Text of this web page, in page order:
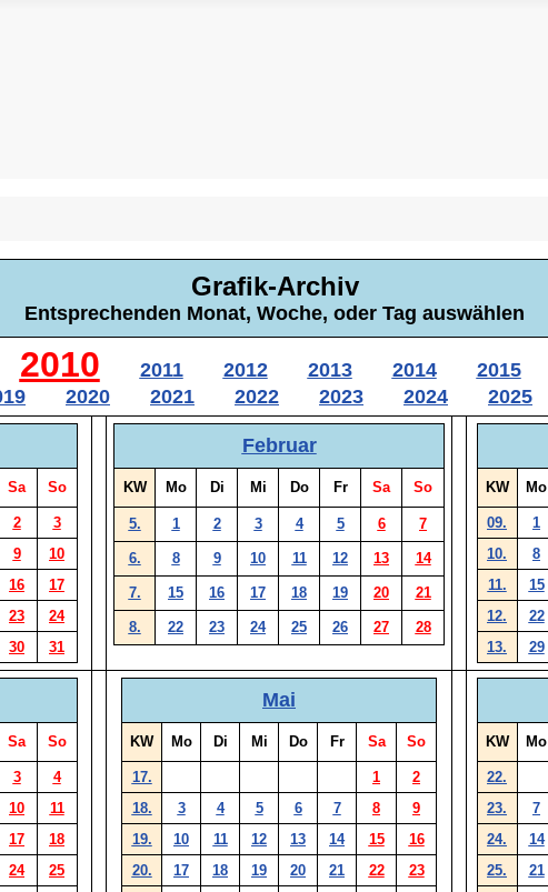
Grafik-Archiv
Entsprechenden Monat, Woche, oder Tag auswählen
2010 2011 2012 2013 2014 2015
2020 2021 2022 2023 2024 2025
Sa So
2
3
9
10
16
17
23
24
30 31
Februar
KW Mo Di Mi Do Fr Sa So
5. 1 2 3 4 5 6 7
6. 8 9 10 11 12 13 14
7. 15 16 17 18 19 20 21
8. 22 23 24 25 26 27 28
KW Mo
09. 1
10.
8
11.
15
12.
22
13.
29
Sa So
3
4
10
11
17
18
24
25
Mai
KW Mo Di Mi Do Fr Sa So
17. 1
2
18.
3 4 5 6 7 8
9
19.
10 11 12 13 14 15
16
20.
17 18 19 20 21 22
23
KW Mo
22.
23.
7
24.
14
25.
21